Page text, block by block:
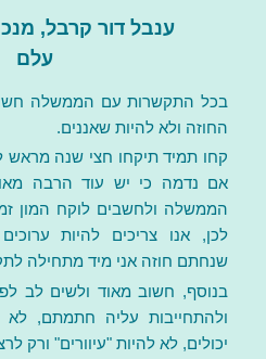
ענבל דור קרבל,
עלם
בכל התקשרות עם הממשלה
החוזה ולא להיות שאננים.
קחו תמיד תיקחו חצי שנה מראש
אם נדמה כי יש עוד הרבה
הממשלה ולחשבים לוקח המון
לכן, אנו צריכים להיות
שנחתם חוזה אני מיד מתחילה
בנוסף, חשוב מאוד ולשים לב
ולהתחייבות עליה חתמתם,
יכולים, לא להיות "עיוורים"